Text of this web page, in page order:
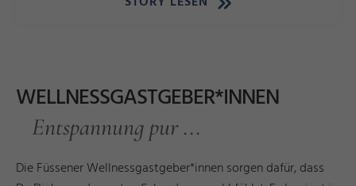
WELLNESSGASTGEBER*INNEN
Entspannung pur ...
Die Füssener Wellnessgastgeber*innen sorgen dafür, dass